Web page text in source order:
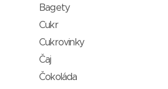
Bagety
Cukr
Cukrovinky
Čaj
Čokoláda